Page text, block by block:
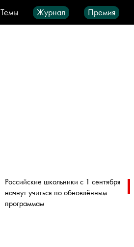
Темы Журнал Премия
Видео Город IT-продукты
Российские школьники с 1 сентября
начнут учиться по обновлённым
программам